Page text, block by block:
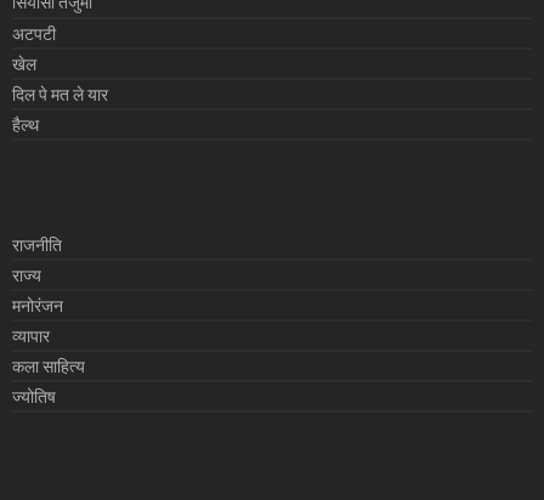
अटपटी
खेल
दिल पे मत ले यार
हैल्थ
राजनीति
राज्य
मनोरंजन
व्यापार
कला साहित्य
ज्योतिष